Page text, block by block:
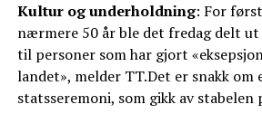
Kultur og underholdning: For
nærmere 50 år ble det fredag delt
til personer som har gjort
landet», melder TT.Det er snakk
statsseremoni, som gikk av stabelen